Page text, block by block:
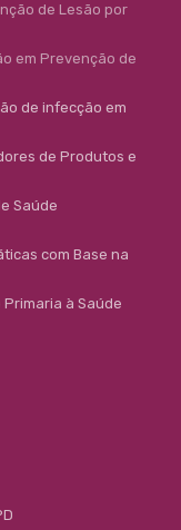
de Lesão por
em Prevenção de
de infecção em
de Produtos e
Saúde
com Base na
à Saúde